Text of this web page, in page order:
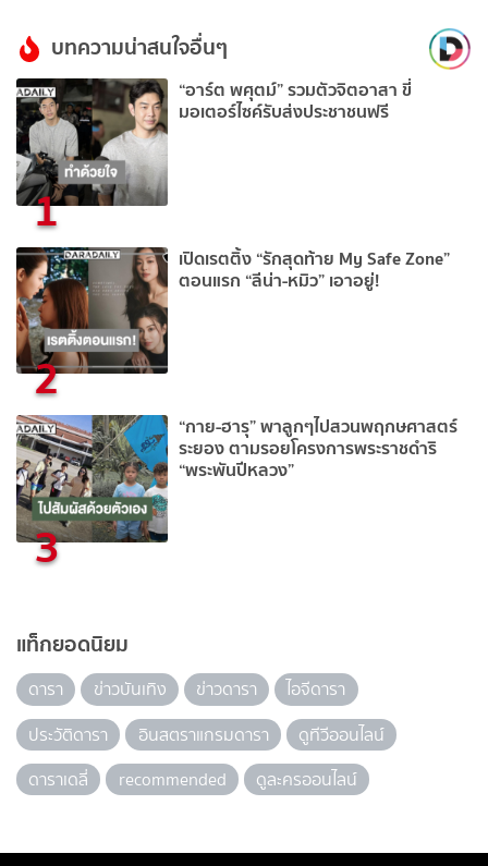
บทความน่าสนใจอื่นๆ
1
“อาร์ต พศุตม์” รวมตัวจิตอาสา ขี่
มอเตอร์ไซค์รับส่งประชาชนฟรี
2
เปิดเรตติ้ง “รักสุดท้าย My Safe Zone”
ตอนแรก “ลีน่า-หมิว” เอาอยู่!
3
“กาย-ฮารุ” พาลูกๆไปสวนพฤกษศาสตร์
ระยอง ตามรอยโครงการพระราชดำริ
“พระพันปีหลวง”
แท็กยอดนิยม
ดารา ข่าวบันเทิง ข่าวดารา
ไอจีดารา
ประวัติดารา
อินสตราแกรมดารา
ดูทีวีออนไลน์
ดาราเดลี่
recommended ดูละครออนไลน์